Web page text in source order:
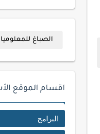
الصباغ
اقسام الموقع
البرامج